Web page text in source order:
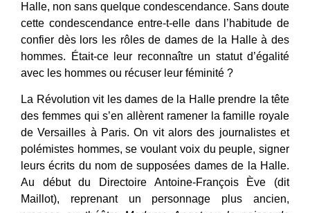
Halle, non sans quelque condescendance. Sans doute
cette condescendance entre-t-elle dans l’habitude de
confier dès lors les rôles de dames de la Halle à des
hommes. Était-ce leur reconnaître un statut d’égalité
avec les hommes ou récuser leur féminité ?
La Révolution vit les dames de la Halle prendre la tête
des femmes qui s’en allèrent ramener la famille royale
de Versailles à Paris. On vit alors des journalistes et
polémistes hommes, se voulant voix du peuple, signer
leurs écrits du nom de supposées dames de la Halle.
Au début du Directoire Antoine-François Ève (dit
Maillot), reprenant un personnage plus ancien,